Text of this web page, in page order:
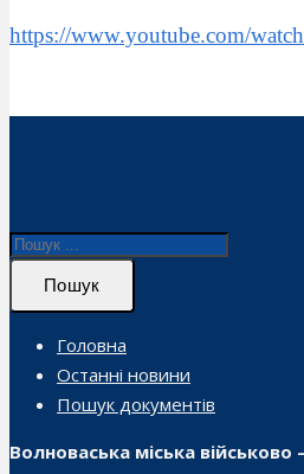
https://www.youtube.com/
Пошук
Головна
Останні новини
Пошук документів
Волноваська міська військово